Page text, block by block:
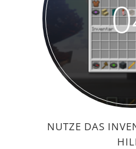
NUTZE DAS